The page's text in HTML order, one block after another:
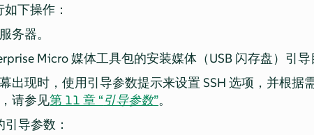
下操作：
务器。
Micro媒体工具包的安装媒体（USB 闪存盘）引导
出现时，使用引导参数提示来设置 SSH 选项，并根据
请参见第 11 章 “引导参数”。
导参数：